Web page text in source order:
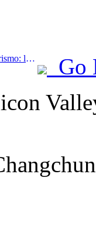
Prev:Ministero della Cultura e del Turismo: lancio di 22 attività tematiche suddivise in 7 sezioni principali
Go